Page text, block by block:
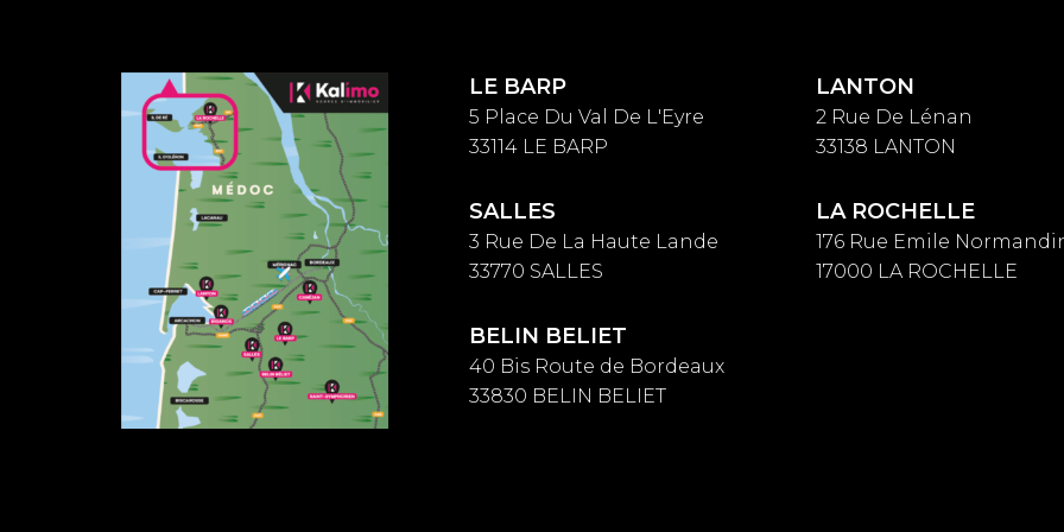
LE BARP
5 Place Du Val De L'Eyre
33114 LE BARP
SALLES
3 Rue De La Haute Lande
33770 SALLES
BELIN BELIET
40 Bis Route de Bordeaux
33830 BELIN BELIET
LANTON
2 Rue De Lénan
33138 LANTON
LA ROCHELLE
176 Rue Emile
17000 LA ROCHELLE